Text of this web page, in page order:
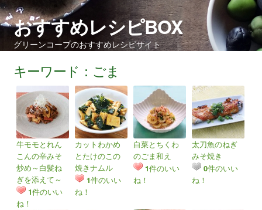
おすすめレシピBOX
グリーンコープのおすすめレシピサイト
キーワード：ごま
牛モモとれん
こんの辛みそ
炒め～白髪ね
ぎを添えて～
1件のいい
ね！
カットわかめ
とたけのこの
焼きナムル
1件のいい
ね！
白菜とちくわ
のごま和え
1件のいい
ね！
太刀魚のねぎ
みそ焼き
0件のいい
ね！